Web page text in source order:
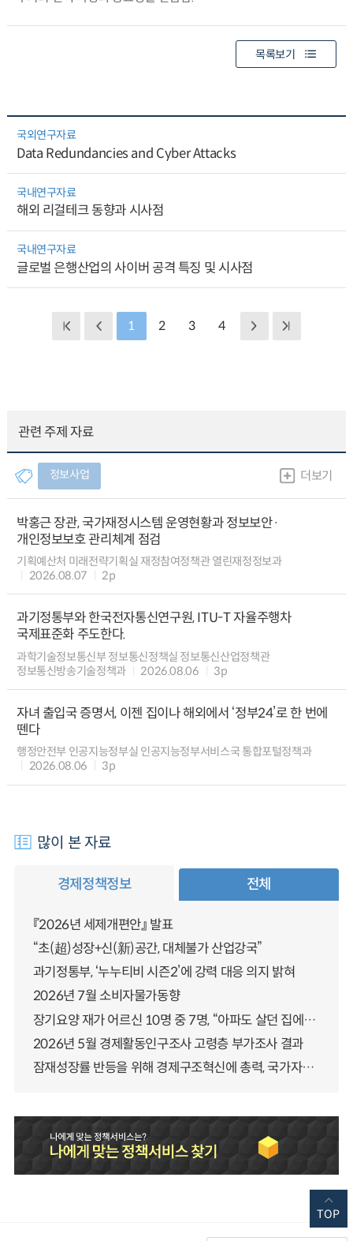
목록보기
국외연구자료
Data Redundancies and Cyber Attacks
국내연구자료
해외 리걸테크 동향과 시사점
국내연구자료
글로벌 은행산업의 사이버 공격 특징 및 시사점
1 2 3 4
관련 주제 자료
정보사업 더보기
박홍근 장관, 국가재정시스템 운영현황과 정보보안·
개인정보보호 관리체계 점검
기획예산처 미래전략기획실 재정참여정책관 열린재정정보과
2026.08.07
2p
과기정통부와 한국전자통신연구원, ITU-T 자율주행차
국제표준화 주도한다.
과학기술정보통신부 정보통신정책실 정보통신산업정책관
정보통신방송기술정책과
2026.08.06 3p
자녀 출입국 증명서, 이젠 집이나 해외에서 ‘정부24’로 한 번에
뗀다
행정안전부 인공지능정부실 인공지능정부서비스국 통합포털정책과
2026.08.06
3p
많이 본 자료
경제정책정보 전체
『2026년 세제개편안』 발표
“초(超)성장+신(新)공간, 대체불가 산업강국”
과기정통부, ‘누누티비 시즌2’에 강력 대응 의지 밝혀
2026년 7월 소비자물가동향
장기요양 재가 어르신 10명 중 7명, “아파도 살던 집에서 살겠다” 「2025년 장기요양실태조사」 결과 발표
2026년 5월 경제활동인구조사 고령층 부가조사 결과
잠재성장률 반등을 위해 경제구조혁신에 총력, 국가자산 관리체계 대전환
TOP